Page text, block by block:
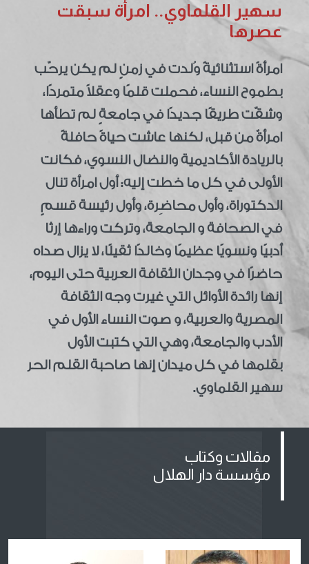
سهير القلماوي.. امرأة سبقت
عصرها
امرأةً استثنائيةً وُلدت في زمنٍ لم يكن يرحّب
بطموح النساء، فحملت قلمًا وعقلاً متمردًا،
وشقّت طريقًا جديدًا في جامعةٍ لم تطأها
امرأةٌ من قبل، لكنها عاشت حياةً حافلةً
بالريادة الأكاديمية والنضال النسوي، فكانت
الأولى في كل ما خطت إليه: أول امرأة تنال
الدكتوراة، وأول محاضِرة، وأول رئيسة قسمٍ
في الصحافة و الجامعة، وتركت وراءها إرثا
أدبيًا ونسويًا عظيمًا وخالدًا ثقيلًا، لا يزال صداه
حاضرًا في وجدان الثقافة العربية حتى اليوم،
إنها رائدة الأوائل التي غيرت وجه الثقافة
المصرية والعربية، و صوت النساء الأول في
الأدب والجامعة، وهي التي كتبت الأول
بقلمها في كل ميدان إنها صاحبة القلم الحر
سهير القلماوي.
مقالات وكتاب
مؤسسة دار الهلال